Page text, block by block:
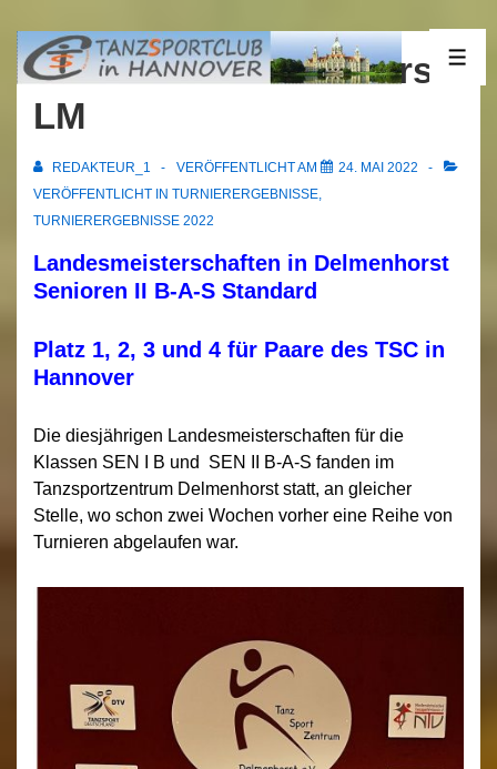
Zum
Inhalt21.05.2022 Delmenhorst
LM
REDAKTEUR_1 VERÖFFENTLICHT AM
24. MAI 2022
VERÖFFENTLICHT IN TURNIERERGEBNISSE,
TURNIERERGEBNISSE 2022
Landesmeisterschaften in Delmenhorst
Senioren II B-A-S Standard
Platz 1, 2, 3 und 4 für Paare des TSC in
Hannover
Die diesjährigen Landesmeisterschaften für die
Klassen SEN I B und SEN II B-A-S fanden im
Tanzsportzentrum Delmenhorst statt, an gleicher
Stelle, wo schon zwei Wochen vorher eine Reihe von
Turnieren abgelaufen war.